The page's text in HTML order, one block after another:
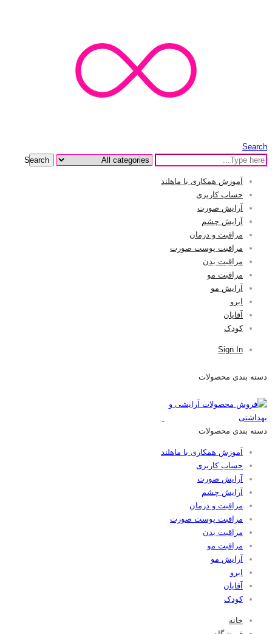
Search
Search
آموزش همکاری با ماهلند
حساب کاربری
آرایش صورت
آرایش چشم
مراقبت و درمان
مراقبت پوست صورت
مراقبت بدن
مراقبت مو
آرایش مو
ابرو
آقایان
کودک
Sign In
دسته بندی محصولات
دسته بندی محصولات
آموزش همکاری با ماهلند
حساب کاربری
آرایش صورت
آرایش چشم
مراقبت و درمان
مراقبت پوست صورت
مراقبت بدن
مراقبت مو
آرایش مو
ابرو
آقایان
کودک
خانه